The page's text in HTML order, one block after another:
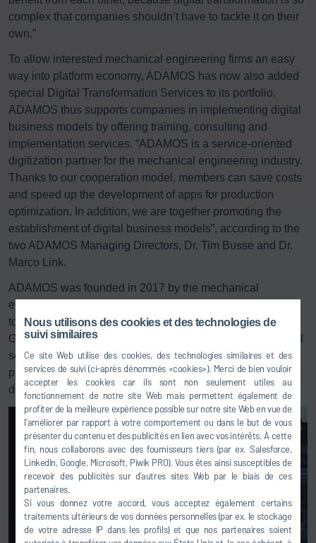
Nous utilisons des cookies et des technologies de
suivi similaires
Ce site Web utilise des cookies, des technologies similaires et des
services de suivi (ci-après dénommés «cookies»). Merci de bien vouloir
accepter les cookies car ils sont non seulement utiles au
fonctionnement de notre site Web mais permettent également de
profiter de la meilleure expérience possible sur notre site Web en vue de
l’améliorer par rapport à votre comportement ou dans le but de vous
présenter du contenu et des publicités en lien avec vos intérêts. À cette
fin, nous collaborons avec des fournisseurs tiers (par ex. Salesforce,
LinkedIn, Google, Microsoft, Piwik PRO). Vous êtes ainsi susceptibles de
recevoir des publicités sur d’autres sites Web par le biais de ces
partenaires.
Si vous donnez votre accord, vous acceptez également certains
traitements ultérieurs de vos données personnelles (par ex. le stockage
de votre adresse IP dans les profils) et que nos partenaires soient
complex that companies shouldn’t have to tackle it on their
own.”
To allow interested mechanical engineering firms an easy
way into platform economy, ADAMOS has now also added
special Digital Transformation Services to its portfolio.
ADAMOS thus supports companies in implementing digital
business models by offering training, consulting and
implementation services. “ADAMOS is a service-oriented
digitization partner for the mechanical engineering industry.
Thanks to our cooperation model, members can save costs
and speed up the development of apps for production
optimization. In addition, we are together promoting the
establishment of digital business models”, according to the
two ADAMOS Managing Directors, Dr. Tim Busse and Dr.
Marco Link.
ADAMOS was founded in 2017 by the mechanical
engineering firms DMG MORI, Dürr, Zeiss and ASM PT,
together with Software AG. The latter, enabling partner and
Germany’s second largest software house, provides central
software modules for the platform. The companies that are
part of the ADAMOS network cooperate closely in
developing apps and digital business models.